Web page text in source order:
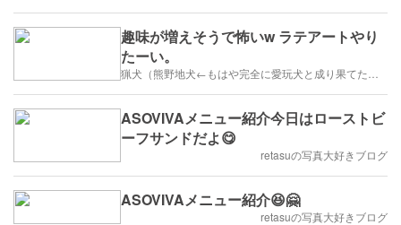
趣味が増えそうで怖いw ラテアートやり
たーい。
ASOVIVAメニュー紹介今日はローストビ
ーフサンドだよ😋
retasuの写真大好きブログ
ASOVIVAメニュー紹介😆🤗
retasuの写真大好きブログ